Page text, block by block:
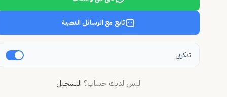
تابع مع الرسائل النصية
تذكرني
ليس لديك حساب؟ التسجيل